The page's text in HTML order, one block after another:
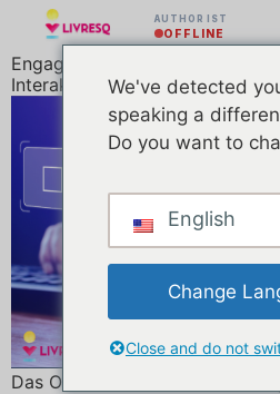
AUTHOR IST
OFFLINE
Engagiertes E-Learning: Wie
Interaktion und das
Das Online-Lernen hat in der
We've detected
speaking a
Do you want to
English
Change
Close and do not